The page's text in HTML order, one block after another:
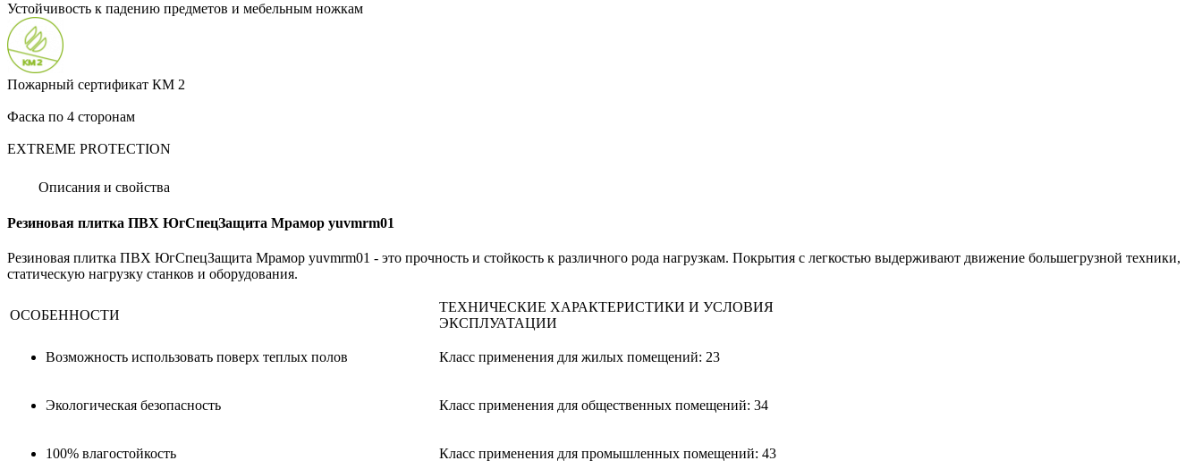
Устойчивость к падению предметов и мебельным ножкам
Пожарный сертификат КМ 2
Фаска по 4 сторонам
EXTREME PROTECTION
Описания и свойства
Резиновая плитка ПВХ ЮгСпецЗащита Мрамор yuvmrm01
Резиновая плитка ПВХ ЮгСпецЗащита Мрамор yuvmrm01 - это прочность и стойкость к различного рода нагрузкам. Покрытия с легкостью выдерживают движение большегрузной техники,
статическую нагрузку станков и оборудования.
ОСОБЕННОСТИ
ТЕХНИЧЕСКИЕ ХАРАКТЕРИСТИКИ И УСЛОВИЯ
ЭКСПЛУАТАЦИИ
Возможность использовать поверх теплых полов Класс применения для жилых помещений: 23
Экологическая безопасность Класс применения для общественных помещений: 34
100% влагостойкость Класс применения для промышленных помещений: 43